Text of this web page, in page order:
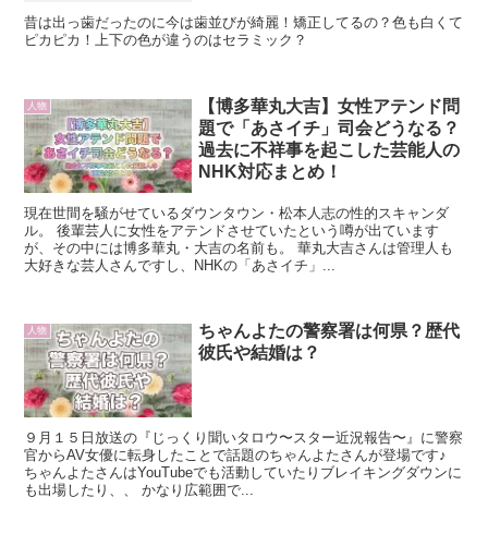
昔は出っ歯だったのに今は歯並びが綺麗！矯正してるの？色も白くて
ピカピカ！上下の色が違うのはセラミック？
人物
【博多華丸大吉】女性アテンド問
題で「あさイチ」司会どうなる？
過去に不祥事を起こした芸能人の
NHK対応まとめ！
現在世間を騒がせているダウンタウン・松本人志の性的スキャンダ
ル。 後輩芸人に女性をアテンドさせていたという噂が出ています
が、その中には博多華丸・大吉の名前も。 華丸大吉さんは管理人も
大好きな芸人さんですし、NHKの「あさイチ」...
人物
ちゃんよたの警察署は何県？歴代
彼氏や結婚は？
９月１５日放送の『じっくり聞いタロウ〜スター近況報告〜』に警察
官からAV女優に転身したことで話題のちゃんよたさんが登場です♪
ちゃんよたさんはYouTubeでも活動していたりブレイキングダウンに
も出場したり、、 かなり広範囲で...